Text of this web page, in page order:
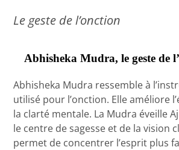
Le geste de l’onction
Abhisheka Mudra, le geste de
Abhisheka Mudra ressemble à
utilisé pour l’onction. Elle améliore
la clarté mentale. La Mudra éveille
le centre de sagesse et de la vision
permet de concentrer l’esprit plus